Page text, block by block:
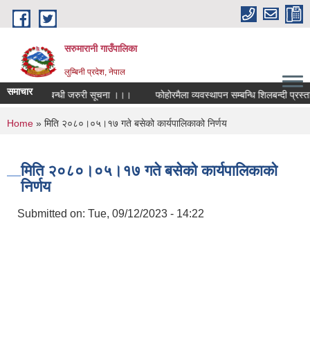
Skip to main content
सरुमारानी गाउँपालिका
लुम्बिनी प्रदेश, नेपाल
समाचारगर्ने सम्बन्धी जरुरी सूचना ।।। फोहोरमैला व्यवस्थापन सम्बन्धि शिलबन्दी
You are here
Home » मिति २०८०।०५।१७ गते बसेको कार्यपालिकाको निर्णय
मिति २०८०।०५।१७ गते बसेको कार्यपालिकाको
निर्णय
Submitted on: Tue, 09/12/2023 - 14:22